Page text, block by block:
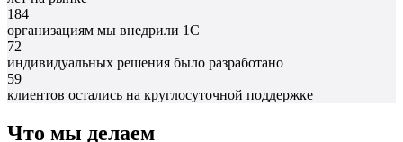
184
организациям мы внедрили 1С
72
индивидуальных решения было разработано
59
клиентов остались на круглосуточной поддержке
Что мы делаем